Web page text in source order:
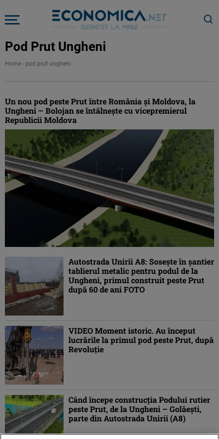
Pod Prut Ungheni
Home - pod prut ungheni
Un nou pod peste Prut între România şi Moldova, la
Ungheni – Bolojan se întâlneşte cu vicepremierul
Republicii Moldova
Autostrada Unirii A8: Sosește în șantier
tablierul metalic pentru podul de la
Ungheni, primul construit peste Prut
după 60 de ani FOTO
VIDEO Moment istoric. Au început
lucrările la primul pod peste Prut, după
Revoluţie
Când începe construcţia Podului rutier
peste Prut, de la Ungheni – Golăeşti,
parte din Autostrada Unirii (A8)